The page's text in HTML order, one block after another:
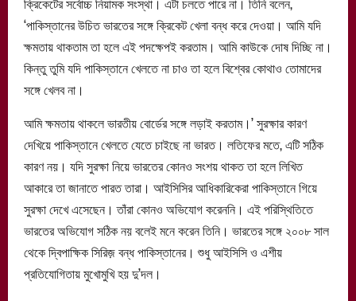
‘পাকিস্তানের উচিত ভারতের সঙ্গে ক্রিকেট খেলা বন্ধ করে দেওয়া। আমি যদি
ক্ষমতায় থাকতাম তা হলে এই পদক্ষেপই করতাম। আমি কাউকে দোষ দিচ্ছি না।
কিন্তু তুমি যদি পাকিস্তানে খেলতে না চাও তা হলে বিশ্বের কোথাও তোমাদের
সঙ্গে খেলব না।
আমি ক্ষমতায় থাকলে ভারতীয় বোর্ডের সঙ্গে লড়াই করতাম।’ সুরক্ষার কারণ
দেখিয়ে পাকিস্তানে খেলতে যেতে চাইছে না ভারত। লতিফের মতে, এটি সঠিক
কারণ নয়। যদি সুরক্ষা নিয়ে ভারতের কোনও সংশয় থাকত তা হলে লিখিত
আকারে তা জানাতে পারত তারা। আইসিসির আধিকারিকেরা পাকিস্তানে গিয়ে
সুরক্ষা দেখে এসেছেন। তাঁরা কোনও অভিযোগ করেননি। এই পরিস্থিতিতে
ভারতের অভিযোগ সঠিক নয় বলেই মনে করেন তিনি। ভারতের সঙ্গে ২০০৮ সাল
থেকে দ্বিপাক্ষিক সিরিজ় বন্ধ পাকিস্তানের। শুধু আইসিসি ও এশীয়
প্রতিযোগিতায় মুখোমুখি হয় দু’দল।